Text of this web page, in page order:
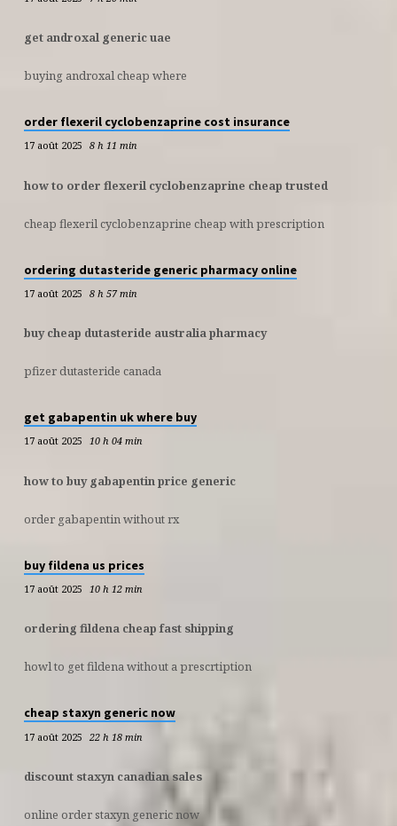
get androxal generic uae
buying androxal cheap where
order flexeril cyclobenzaprine cost insurance
17 août 2025 8 h 11 min
how to order flexeril cyclobenzaprine cheap trusted
cheap flexeril cyclobenzaprine cheap with prescription
ordering dutasteride generic pharmacy online
17 août 2025 8 h 57 min
buy cheap dutasteride australia pharmacy
pfizer dutasteride canada
get gabapentin uk where buy
17 août 2025 10 h 04 min
how to buy gabapentin price generic
order gabapentin without rx
buy fildena us prices
17 août 2025 10 h 12 min
ordering fildena cheap fast shipping
howl to get fildena without a prescrtiption
cheap staxyn generic now
17 août 2025 22 h 18 min
discount staxyn canadian sales
online order staxyn generic now